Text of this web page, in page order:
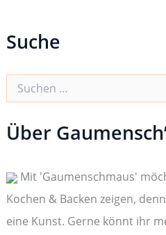
Suche
h
e
a
c
h
:
Über
Mit 'Gaumenschmaus'
Kochen & Backen zeigen,
eine Kunst. Gerne könnt ihr